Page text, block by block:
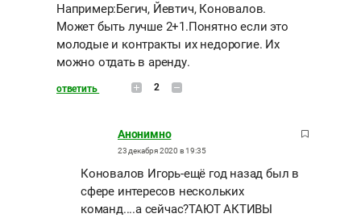
Например:Бегич, Йевтич, Коновалов.
Может быть лучше 2+1.Понятно если это
молодые и контракты их недорогие. Их
можно отдать в аренду.
ответить 2
Анонимно
23 декабря 2020 в 19:35
Коновалов Игорь-ещё год назад был в
сфере интересов нескольких
команд....а сейчас?ТАЮТ АКТИВЫ